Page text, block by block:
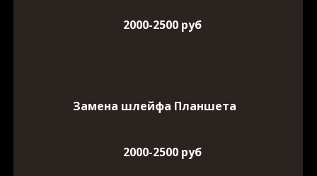
2000-2500 руб
Замена шлейфа Планшета
2000-2500 руб